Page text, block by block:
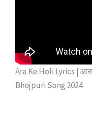
Ara Ke Holi Lyrics |
Bhojpuri Song 2024